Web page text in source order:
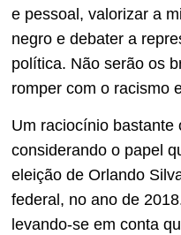
e pessoal, valorizar a
negro e debater a
política. Não serão os
romper com o racismo
Um raciocínio bastante
considerando o papel
eleição de Orlando
federal, no ano de
levando-se em conta